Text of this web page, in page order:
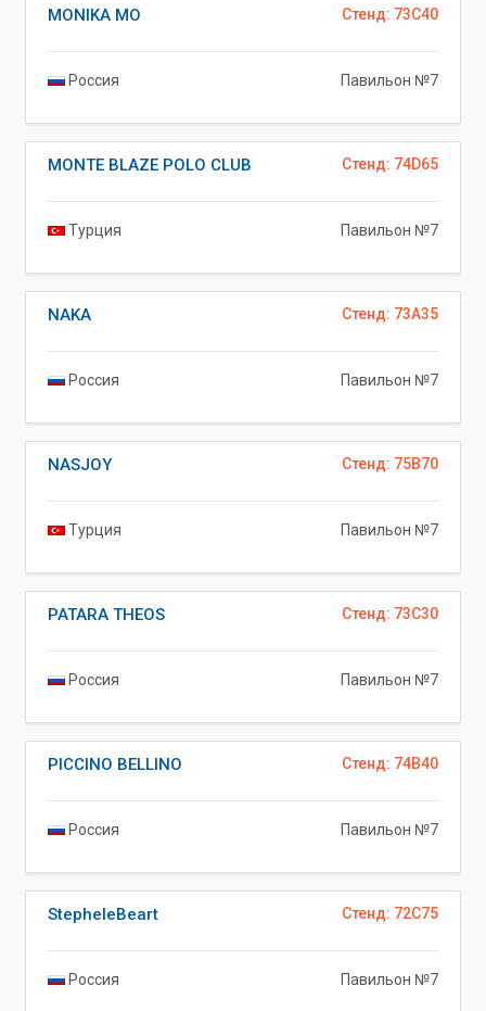
Стенд: 73C40
MONIKA MO
Россия Павильон №7
Стенд: 74D65
MONTE BLAZE POLO CLUB
Турция Павильон №7
Стенд: 73A35
NAKA
Россия Павильон №7
Стенд: 75B70
NASJOY
Турция Павильон №7
Стенд: 73C30
PATARA THEOS
Россия Павильон №7
Стенд: 74B40
PICCINO BELLINO
Россия Павильон №7
Стенд: 72C75
StepheleBeart
Россия Павильон №7